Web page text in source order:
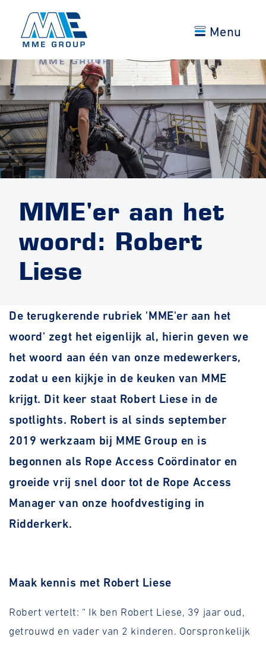
Menu
MME'er aan het
woord: Robert
Liese
De terugkerende rubriek 'MME'er aan het
woord' zegt het eigenlijk al, hierin geven we
het woord aan één van onze medewerkers,
zodat u een kijkje in de keuken van MME
krijgt. Dit keer staat Robert Liese in de
spotlights. Robert is al sinds september
2019 werkzaam bij MME Group en is
begonnen als Rope Access Coördinator en
groeide vrij snel door tot de Rope Access
Manager van onze hoofdvestiging in
Ridderkerk.
Maak kennis met Robert Liese
Robert vertelt: “ Ik ben Robert Liese, 39 jaar oud,
getrouwd en vader van 2 kinderen. Oorspronkelijk